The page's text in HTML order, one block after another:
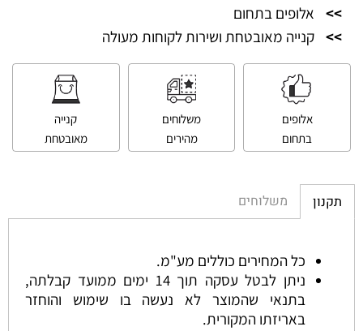
>>
אלופים בתחום
>> קנייה מאובטחת ושירות לקוחות מעולה
אלופים
בתחום
משלוחים
מהירים
קנייה
מאובטחת
תקנון משלוחים
כל המחירים כוללים מע"מ.
ניתן לבטל עסקה תוך 14 ימים ממועד קבלתה,
בתנאי שהמוצר לא נעשה בו שימוש והוחזר
באריזתו המקורית.